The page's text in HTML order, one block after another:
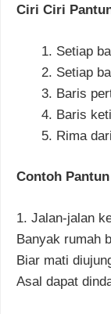
Ciri Ciri
Setiap
Setiap
Baris
Baris
Rima
Contoh Pantun
1. Jalan-jalan
Banyak rumah
Biar mati
Asal dapat